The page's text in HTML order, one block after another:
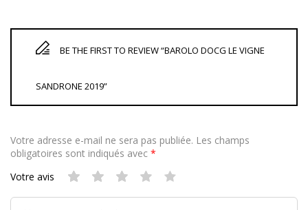
BE THE FIRST TO REVIEW “BAROLO DOCG LE VIGNE
SANDRONE 2019”
Votre adresse e-mail ne sera pas publiée. Les champs
obligatoires sont indiqués avec *
Votre avis